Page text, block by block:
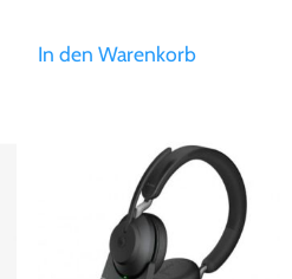
In den Warenkorb